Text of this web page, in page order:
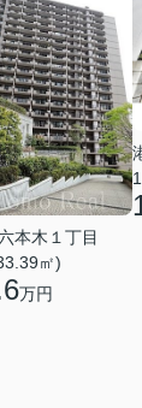
本木１丁目
㎡)
万円